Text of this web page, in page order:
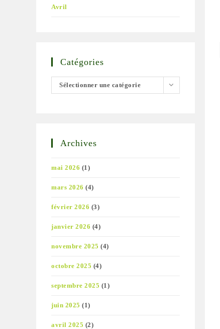
Avril
Catégories
Catégories
Sélectionner une catégorie
Archives
mai 2026 (1)
mars 2026 (4)
février 2026 (3)
janvier 2026 (4)
novembre 2025 (4)
octobre 2025 (4)
septembre 2025 (1)
juin 2025 (1)
avril 2025 (2)